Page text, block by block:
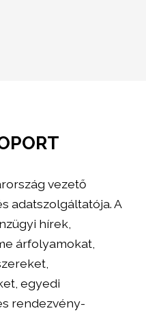
vezető
adatszolgáltatója. A
hírek,
árfolyamokat,
egyedi
rendezvény-